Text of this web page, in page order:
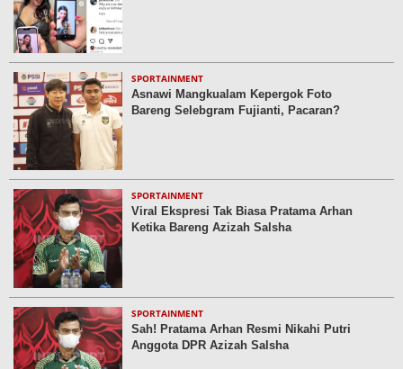
SPORTAINMENT
Asnawi Mangkualam Kepergok Foto
Bareng Selebgram Fujianti, Pacaran?
SPORTAINMENT
Viral Ekspresi Tak Biasa Pratama Arhan
Ketika Bareng Azizah Salsha
SPORTAINMENT
Sah! Pratama Arhan Resmi Nikahi Putri
Anggota DPR Azizah Salsha